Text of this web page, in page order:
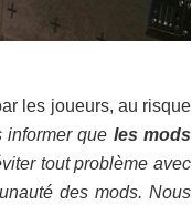
les joueurs, au risque
informer que les mods
tout problème avec
des mods. Nous